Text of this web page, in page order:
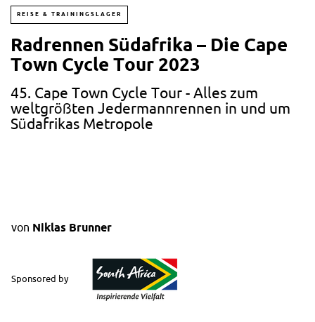
REISE & TRAININGSLAGER
Radrennen Südafrika – Die Cape
Town Cycle Tour 2023
45. Cape Town Cycle Tour - Alles zum
weltgrößten Jedermannrennen in und um
Südafrikas Metropole
von Niklas Brunner
Sponsored by